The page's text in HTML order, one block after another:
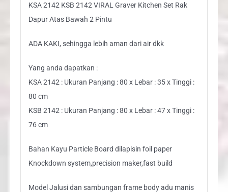
KSA 2142 KSB 2142 VIRAL Graver Kitchen Set Rak
Dapur Atas Bawah 2 Pintu
ADA KAKI, sehingga lebih aman dari air dkk
Yang anda dapatkan :
KSA 2142 : Ukuran Panjang : 80 x Lebar : 35 x Tinggi :
80 cm
KSB 2142 : Ukuran Panjang : 80 x Lebar : 47 x Tinggi :
76 cm
Bahan Kayu Particle Board dilapisin foil paper
Knockdown system,precision maker,fast build
Model Jalusi dan sambungan frame body adu manis